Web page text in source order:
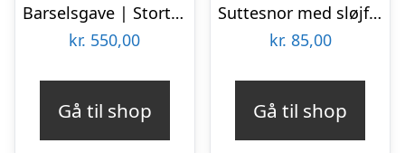
Barselsgave | Stort tillykke | Bjørn
kr. 550,00
Gå til shop
Suttesnor med sløjfe, sort – By Stær
kr. 85,00
Gå til shop